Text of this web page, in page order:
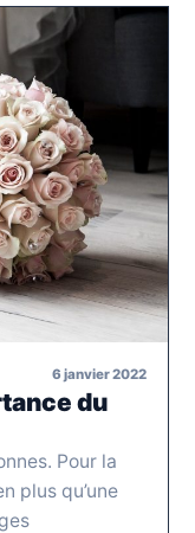
6 janvier 2022
du
Pour la
plus qu’une